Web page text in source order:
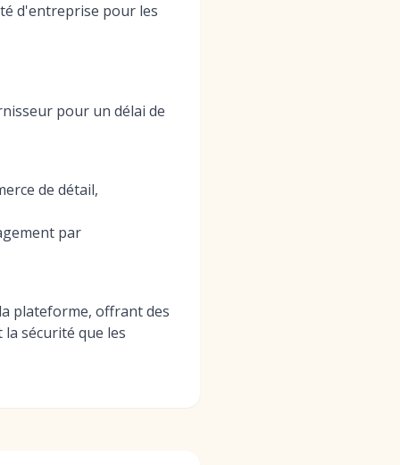
d'entreprise pour les
pour un délai de
de détail,
par
plateforme, offrant des
sécurité que les